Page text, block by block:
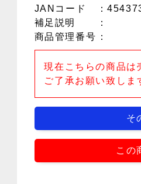
JANコード
：
補足説明
：
商品管理番号 ：
現在こちらの商品は
ご了承お願い致しま
そ
この